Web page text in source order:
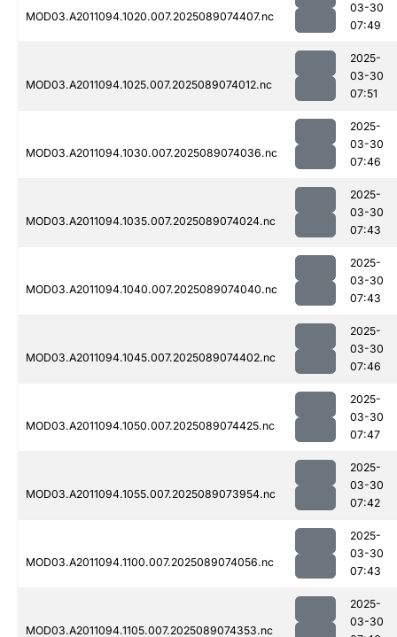
MOD03.A2011094.1020.007.2025089074407.nc
03-30
07:49
MOD03.A2011094.1025.007.2025089074012.nc
2025-
03-30
07:51
MOD03.A2011094.1030.007.2025089074036.nc
2025-
03-30
07:46
MOD03.A2011094.1035.007.2025089074024.nc
2025-
03-30
07:43
MOD03.A2011094.1040.007.2025089074040.nc
2025-
03-30
07:43
MOD03.A2011094.1045.007.2025089074402.nc
2025-
03-30
07:46
MOD03.A2011094.1050.007.2025089074425.nc
2025-
03-30
07:47
MOD03.A2011094.1055.007.2025089073954.nc
2025-
03-30
07:42
MOD03.A2011094.1100.007.2025089074056.nc
2025-
03-30
07:43
MOD03.A2011094.1105.007.2025089074353.nc
2025-
03-30